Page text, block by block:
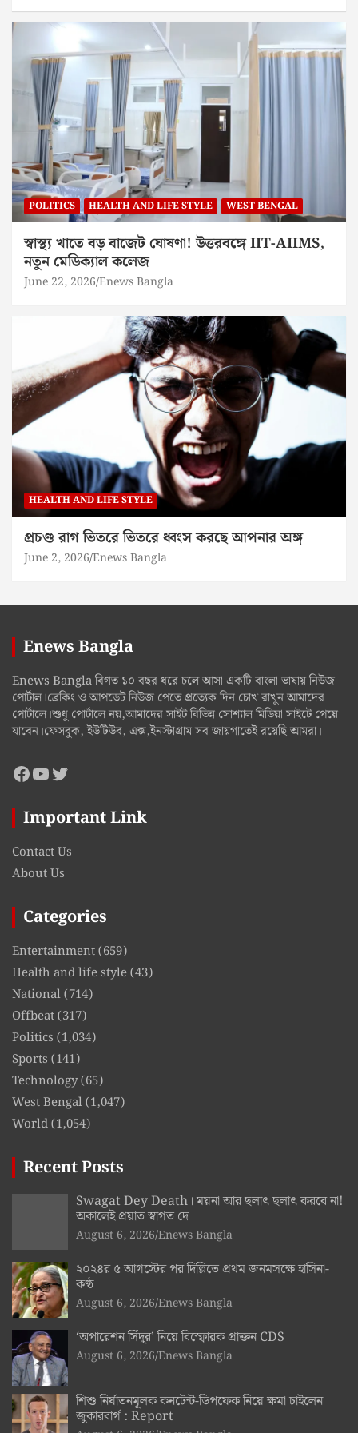
POLITICS HEALTH AND LIFE STYLE WEST BENGAL
স্বাস্থ্য খাতে বড় বাজেট ঘোষণা! উত্তরবঙ্গে IIT-AIIMS,
নতুন মেডিক্যাল কলেজ
June 22, 2026 Enews Bangla
HEALTH AND LIFE STYLE
প্রচণ্ড রাগ ভিতরে ভিতরে ধ্বংস করছে আপনার অঙ্গ
June 2, 2026 Enews Bangla
Enews Bangla
Enews Bangla বিগত ১০ বছর ধরে চলে আসা একটি বাংলা ভাষায় নিউজ
পোর্টাল।ব্রেকিং ও আপডেট নিউজ পেতে প্রত্যেক দিন চোখ রাখুন আমাদের
পোর্টালে।শুধু পোর্টালে নয়,আমাদের সাইট বিভিন্ন সোশ্যাল মিডিয়া সাইটে পেয়ে
যাবেন।ফেসবুক, ইউটিউব, এক্স,ইনস্টাগ্রাম সব জায়গাতেই রয়েছি আমরা।
Facebook
YouTube
Twitter
Important Link
Contact Us
About Us
Categories
Entertainment(659)
Health and life style(43)
National(714)
Offbeat(317)
Politics (1,034)
Sports (141)
Technology(65)
West Bengal(1,047)
World(1,054)
Recent Posts
Swagat Dey Death। ময়না আর ছলাৎ ছলাৎ করবে না!
অকালেই প্রয়াত স্বাগত দে
August 6, 2026 Enews Bangla
২০২৪র ৫ আগস্টের পর দিল্লিতে প্রথম জনমসক্ষে হাসিনা-
কণ্ঠ
August 6, 2026 Enews Bangla
‘অপারেশন সিঁদুর’ নিয়ে বিস্ফোরক প্রাক্তন CDS
August 6, 2026 Enews Bangla
শিশু নির্যাতনমূলক কনটেন্ট-ডিপফেক নিয়ে ক্ষমা চাইলেন
জুকারবার্গ : Report